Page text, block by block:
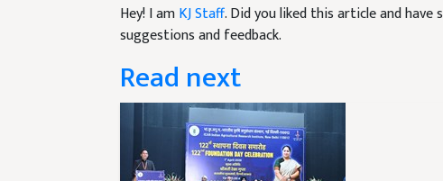
suggestions and feedback.
Read next